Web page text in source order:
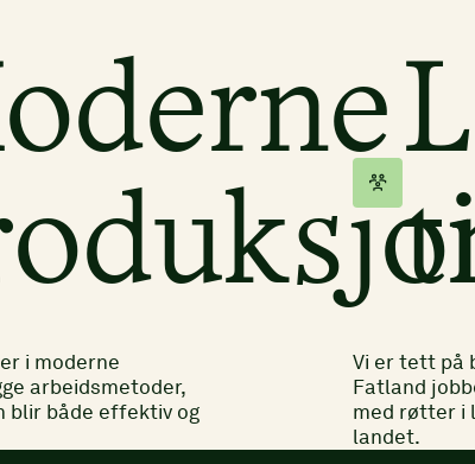
i moderne
arbeidsmetoder,
blir både effektiv og
Vi er tett på
Fatland
med røtter i
landet.